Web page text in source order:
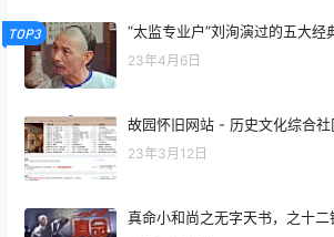
TOP3 “太监专业户”刘洵演过的五大经
23年4月6日
故园怀旧网站 - 历史文化综合社
23年3月12日
真命小和尚之无字天书，之十二